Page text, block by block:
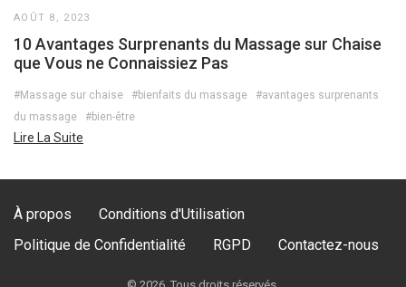
AOÛT 8, 2023
10 Avantages Surprenants du Massage sur Chaise
que Vous ne Connaissiez Pas
#Massage sur chaise #bienfaits du massage
#avantages surprenants
du massage
#bien-être
Lire La Suite
À propos
Conditions d'Utilisation
Politique de Confidentialité
RGPD Contactez-nous